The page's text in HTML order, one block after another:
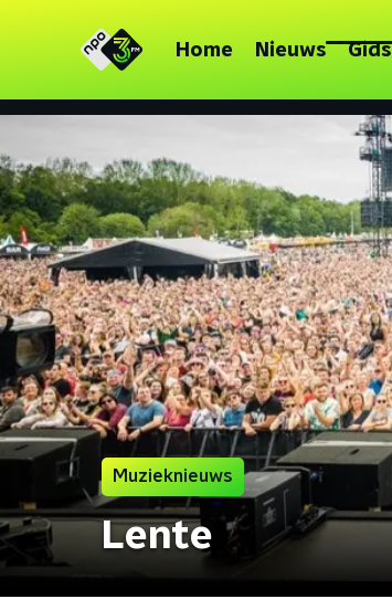
Home Nieuws Gids
Muzieknieuws
Lente